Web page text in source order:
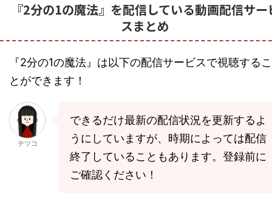
『2分の1の魔法』を配信している動画配信サー
スまとめ
『2分の1の魔法』は以下の配信サービスで視聴するこ
とができます！
テツコ
できるだけ最新の配信状況を更新するよ
うにしていますが、時期によっては配信
終了していることもあります。登録前に
ご確認ください！